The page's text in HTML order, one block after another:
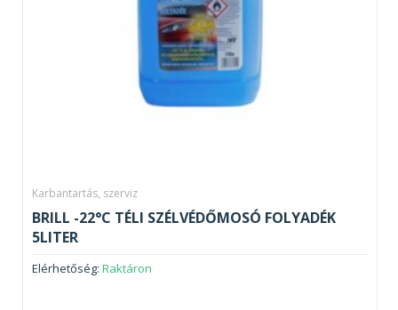
Karbantartás, szerviz
BRILL -22°C TÉLI SZÉLVÉDŐMOSÓ FOLYADÉK
5LITER
Elérhetőség: Raktáron